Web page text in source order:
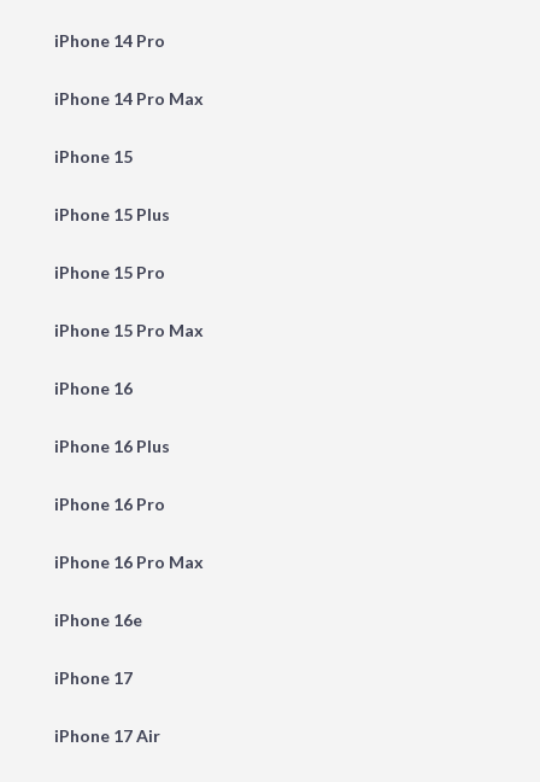
iPhone 14 Pro
iPhone 14 Pro Max
iPhone 15
iPhone 15 Plus
iPhone 15 Pro
iPhone 15 Pro Max
iPhone 16
iPhone 16 Plus
iPhone 16 Pro
iPhone 16 Pro Max
iPhone 16e
iPhone 17
iPhone 17 Air